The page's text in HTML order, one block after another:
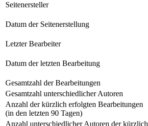
Seitenersteller
Datum der Seitenerstellung
Letzter Bearbeiter
Datum der letzten Bearbeitung
Gesamtzahl der Bearbeitungen
Gesamtzahl unterschiedlicher Autoren
Anzahl der kürzlich erfolgten Bearbeitungen
(in den letzten 90 Tagen)
Anzahl unterschiedlicher Autoren der kürzlich